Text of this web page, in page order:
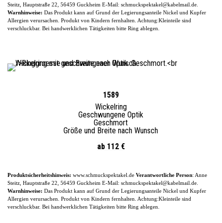
Steitz, Hauptstraße 22, 56459 Guckheim E-Mail: schmuckspektakel@kabelmail.de.
Warnhinweise: Das Produkt kann auf Grund der Legierungsanteile Nickel und Kupfer
Allergien verursachen. Produkt von Kindern fernhalten. Achtung:Kleinteile sind
verschluckbar. Bei handwerklichen Tätigkeiten bitte Ring ablegen.
1589
Wickelring
Geschwungene Optik
Geschmort
Größe und Breite nach Wunsch
ab 112 €
Produktsicherheitshinweis: www.schmuckspektakel.de Verantwortliche Person: Anne
Steitz, Hauptstraße 22, 56459 Guckheim E-Mail: schmuckspektakel@kabelmail.de.
Warnhinweise: Das Produkt kann auf Grund der Legierungsanteile Nickel und Kupfer
Allergien verursachen. Produkt von Kindern fernhalten. Achtung:Kleinteile sind
verschluckbar. Bei handwerklichen Tätigkeiten bitte Ring ablegen.